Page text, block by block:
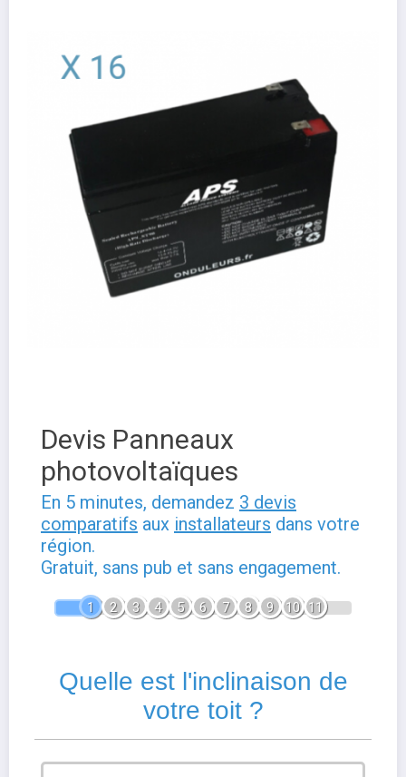
Devis Panneaux
photovoltaïques
En 5 minutes, demandez 3 devis
comparatifs aux installateurs dans votre
région.
Gratuit, sans pub et sans engagement.
1 2 3 4 5 6 7 8 9 10 11
Quelle est l'inclinaison de
votre toit ?